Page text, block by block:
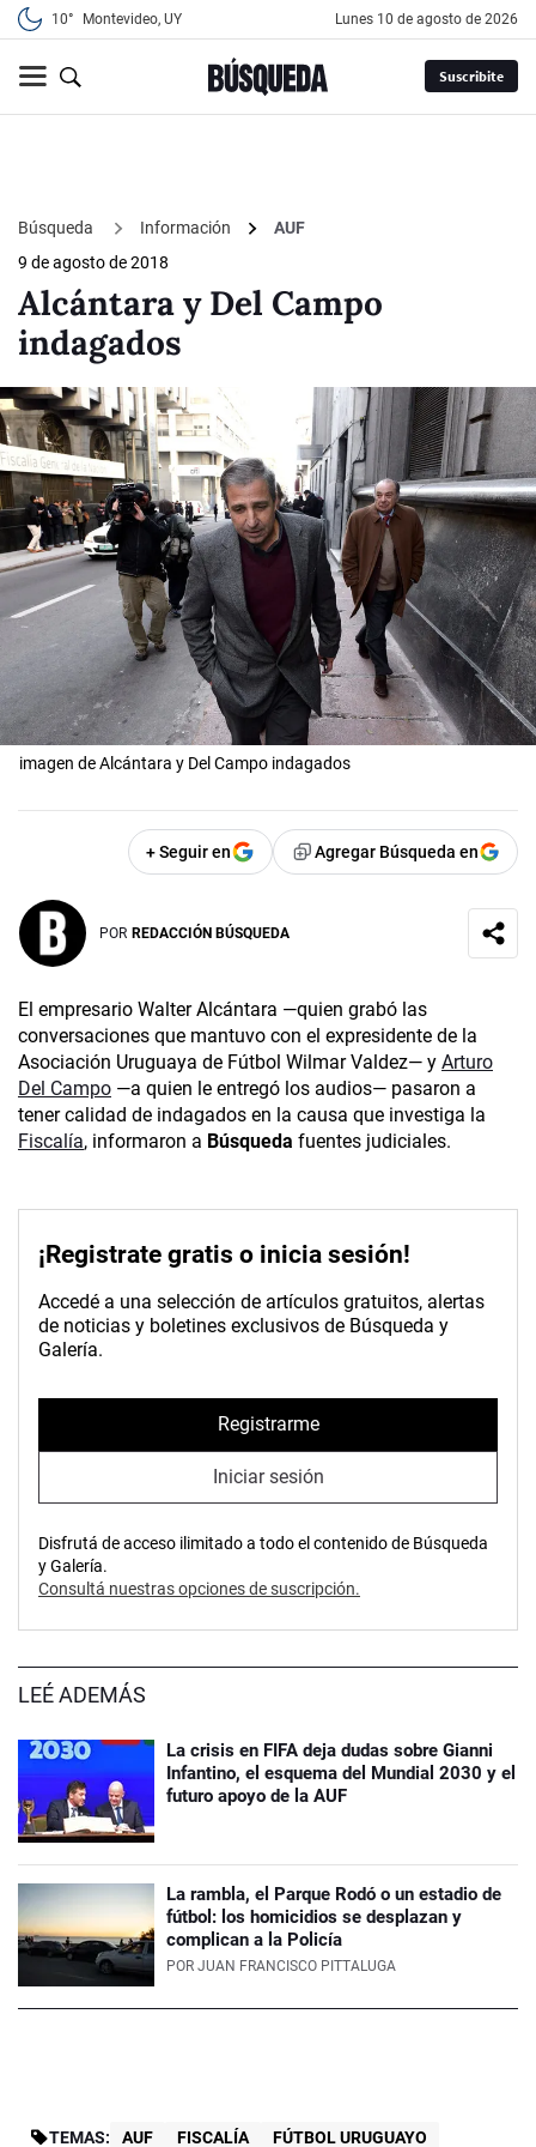
10° Montevideo, UY lunes 10 de agosto de 2026
Suscribite
Búsqueda Información
AUF
9 de agosto de 2018
Alcántara y Del Campo
indagados
imagen de Alcántara y Del Campo indagados
+ Seguir en Agregar Búsqueda en
POR REDACCIÓN BÚSQUEDA
El empresario Walter Alcántara —quien grabó las
conversaciones que mantuvo con el expresidente de la
Asociación Uruguaya de Fútbol Wilmar Valdez­­— y Arturo
Del Campo ­—a quien le entregó los audios— pasaron a
tener calidad de indagados en la causa que investiga la
Fiscalía, informaron a Búsqueda fuentes judiciales.
¡Registrate gratis o inicia sesión!
Accedé a una selección de artículos gratuitos, alertas
de noticias y boletines exclusivos de Búsqueda y
Galería.
Registrarme
Iniciar sesión
Disfrutá de acceso ilimitado a todo el contenido de Búsqueda
y Galería.
Consultá nuestras opciones de suscripción.
LEÉ ADEMÁS
La crisis en FIFA deja dudas sobre Gianni
Infantino, el esquema del Mundial 2030 y el
futuro apoyo de la AUF
La rambla, el Parque Rodó o un estadio de
fútbol: los homicidios se desplazan y
complican a la Policía
POR JUAN FRANCISCO PITTALUGA
TEMAS: AUF FISCALÍA FÚTBOL URUGUAYO